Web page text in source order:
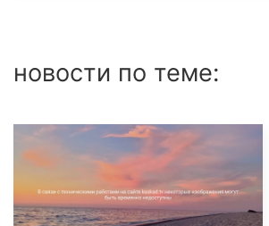
новости по теме: